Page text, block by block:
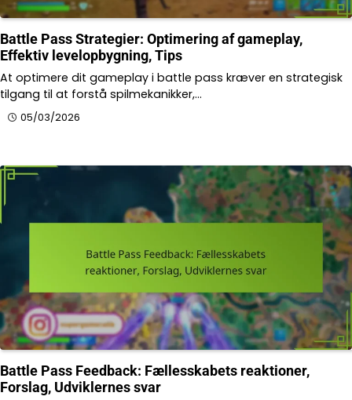
Battle Pass Strategier: Optimering af gameplay,
Effektiv levelopbygning, Tips
At optimere dit gameplay i battle pass kræver en strategisk
tilgang til at forstå spilmekanikker,…
05/03/2026
Battle Pass Feedback: Fællesskabets reaktioner,
Forslag, Udviklernes svar